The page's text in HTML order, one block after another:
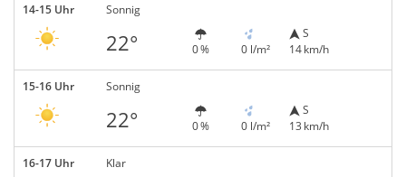
14-15 Uhr Sonnig
22° 0 % 0 l/m²
S
14 km/h
15-16 Uhr Sonnig
22° 0 % 0 l/m²
S
13 km/h
16-17 Uhr Klar